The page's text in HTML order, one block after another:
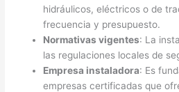
hidráulicos, eléctricos o de
frecuencia y presupuesto.
Normativas vigentes: La
las regulaciones locales de
Empresa instaladora: Es
empresas certificadas que